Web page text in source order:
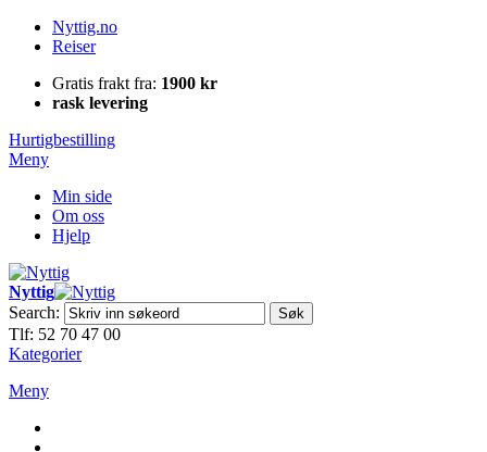
Nyttig.no
Reiser
Gratis frakt fra: 1900 kr
rask levering
Hurtigbestilling
Meny
Min side
Om oss
Hjelp
Nyttig
Search:
Søk
Tlf: 52 70 47 00
Kategorier
Meny